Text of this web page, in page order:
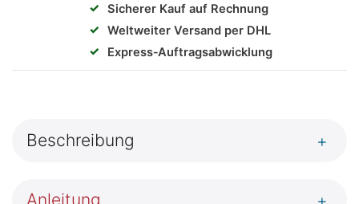
✓
Sicherer Kauf auf Rechnung
✓
Weltweiter Versand per DHL
✓
Express‑Auftragsabwicklung
Beschreibung +
Anleitung